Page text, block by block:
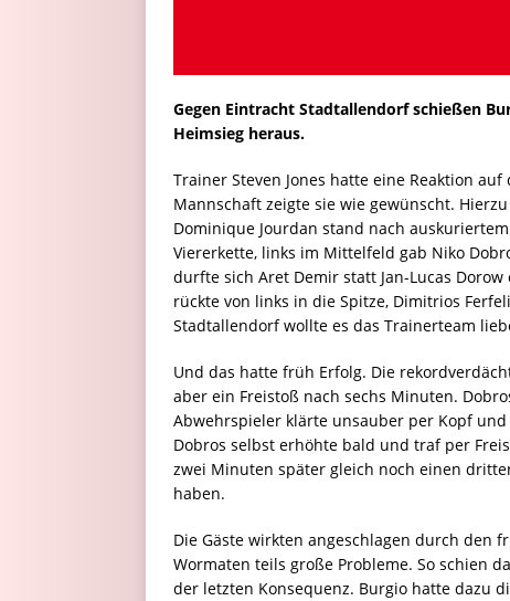
Gegen Eintracht Stadtallendorf schießen
Heimsieg heraus.
Trainer Steven Jones hatte eine Reaktion
Mannschaft zeigte sie wie gewünscht.
Dominique Jourdan stand nach
Viererkette, links im Mittelfeld gab Niko
durfte sich Aret Demir statt Jan-Lucas
rückte von links in die Spitze, Dimitrios
Stadtallendorf wollte es das Trainerteam
Und das hatte früh Erfolg. Die
aber ein Freistoß nach sechs Minuten.
Abwehrspieler klärte unsauber per Kopf
Dobros selbst erhöhte bald und traf per
zwei Minuten später gleich noch einen
haben.
Die Gäste wirkten angeschlagen durch den
Wormaten teils große Probleme. So schien
der letzten Konsequenz. Burgio hatte dazu